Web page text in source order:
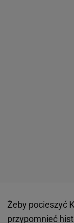
Żeby pocieszyć
przypomnieć